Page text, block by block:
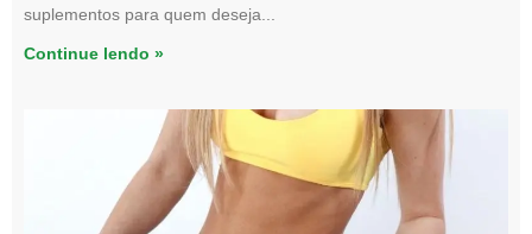
suplementos para quem deseja
Continue lendo »